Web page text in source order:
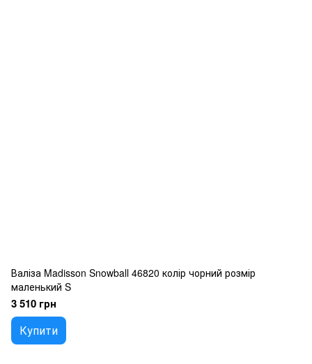
Валіза Madisson Snowball 46820 колір чорний розмір
маленький S
3 510 грн
Купити